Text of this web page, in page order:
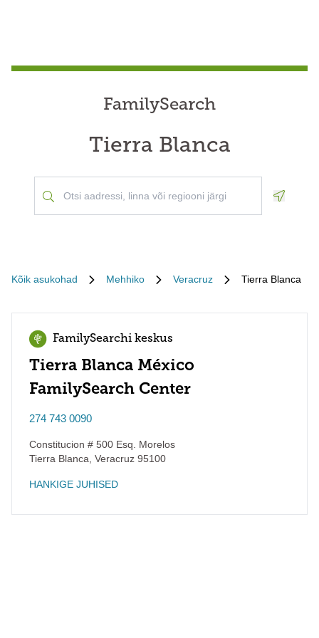
FamilySearch
Tierra Blanca
Kõik asukohad Mehhiko Veracruz Tierra Blanca
FamilySearchi keskus
Tierra Blanca México
FamilySearch Center
274 743 0090
Constitucion # 500 Esq. Morelos
Tierra Blanca Veracruz 95100
HANKIGE JUHISED